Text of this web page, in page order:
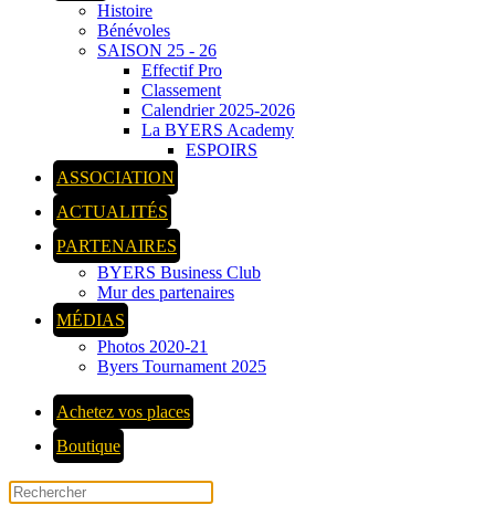
Histoire
Bénévoles
SAISON 25 - 26
Effectif Pro
Classement
Calendrier 2025-2026
La BYERS Academy
ESPOIRS
ASSOCIATION
ACTUALITÉS
PARTENAIRES
BYERS Business Club
Mur des partenaires
MÉDIAS
Photos 2020-21
Byers Tournament 2025
Achetez vos places
Boutique